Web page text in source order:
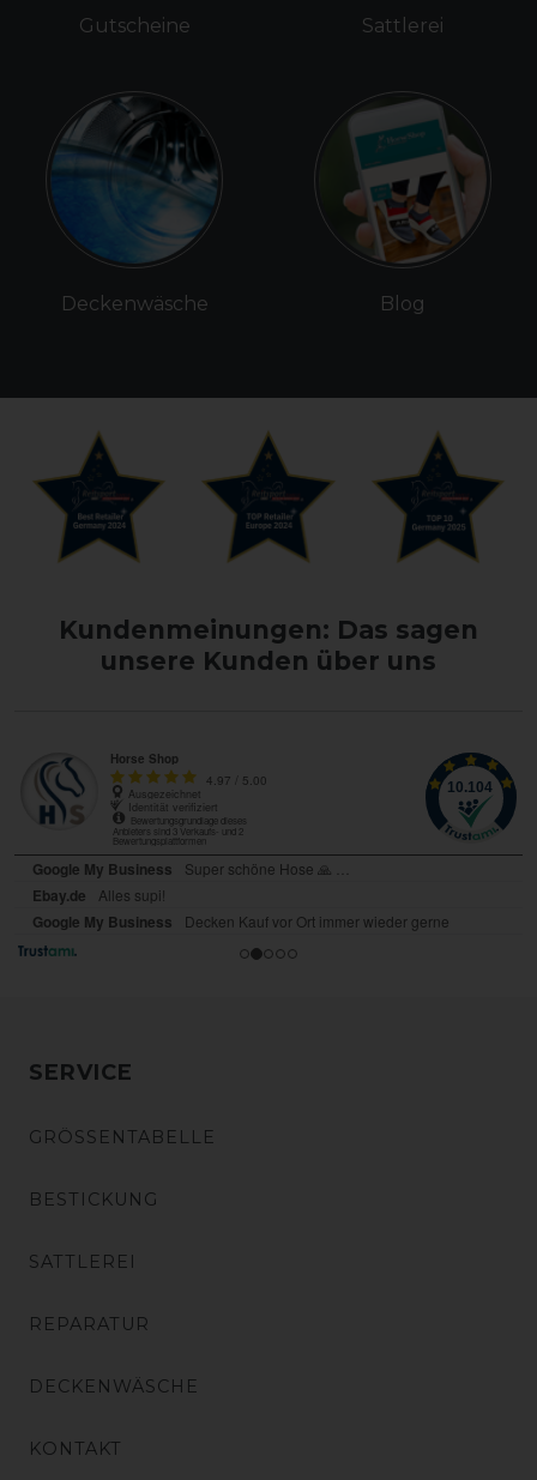
Gutscheine
Deckenwäsche
Sattlerei
Blog
Kundenmeinungen: Das sagen
unsere Kunden über uns
SERVICE
GRÖSSENTABELLE
BESTICKUNG
SATTLEREI
REPARATUR
DECKENWÄSCHE
KONTAKT